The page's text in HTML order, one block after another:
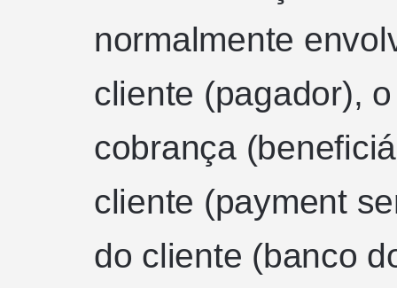
normalmente
cliente (pagador),
cobrança
cliente (payment
do cliente (banco